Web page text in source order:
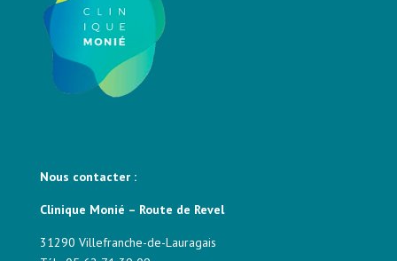
Nous contacter :
Clinique Monié – Route de Revel
31290 Villefranche-de-Lauragais